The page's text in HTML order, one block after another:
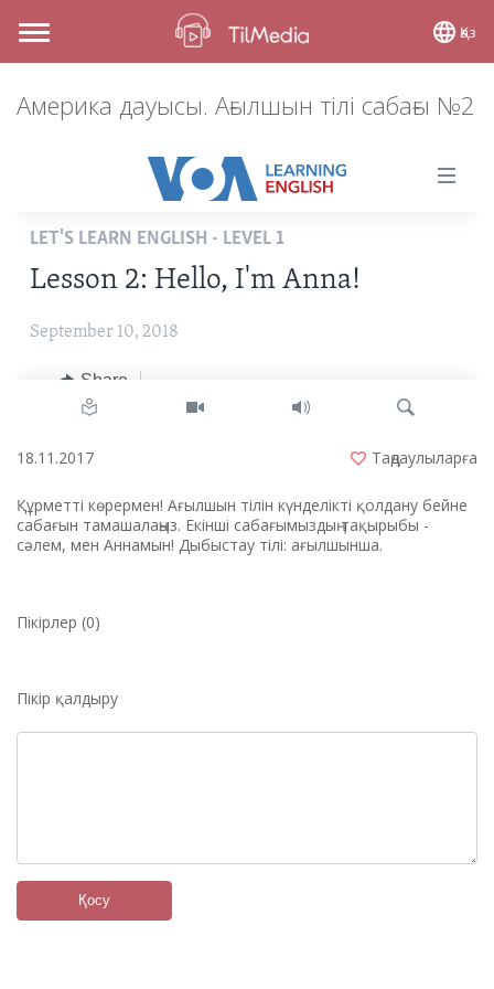
Toggle
navigation
Қаз
Америка дауысы. Ағылшын тілі сабағы №2
18.11.2017 Таңдаулыларға
Құрметті көрермен! Ағылшын тілін күнделікті қолдану бейне
сабағын тамашалаңыз. Екінші сабағымыздың тақырыбы -
сәлем, мен Аннамын! Дыбыстау тілі: ағылшынша.
Пікірлер (0)
Пікір қалдыру
Қосу